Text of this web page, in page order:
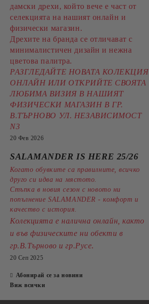
дамски дрехи, който вече е част от
селекцията на нашият онлайн и
физически магазин.
Дрехите на бранда се отличават с
минималистичен дизайн и нежна
цветова палитра.
РАЗГЛЕДАЙТЕ НОВАТА КОЛЕКЦИЯ
ОНЛАЙН ИЛИ ОТКРИЙТЕ СВОЯТА
ЛЮБИМА ВИЗИЯ В НАШИЯТ
ФИЗИЧЕСКИ МАГАЗИН В ГР.
В.ТЪРНОВО УЛ. НЕЗАВИСИМОСТ
N3
20 Фев 2026
SALAMANDER IS HERE 25/26
Когато обувките са правилните, всичко
друго си идва на мястото.
Стъпка в новия сезон с новото ни
попълнение SALAMANDER - комфорт и
качество с история.
Колекцията е налична онлайн, както
и във физическите ни обекти в
гр.В.Търново и гр.Русе.
20 Сеп 2025
Абонирай се за новини
Виж всички